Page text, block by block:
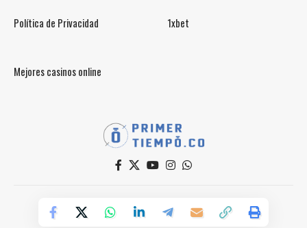
Política de Privacidad 1xbet
Mejores casinos online
Powered by Primer Tiempo Deportes SAS